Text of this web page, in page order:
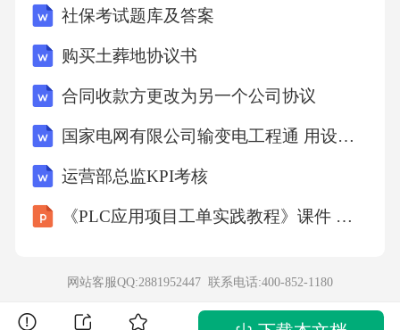
从他们的兴趣入手，让孩子主动学习，从而获
取各方面的'经验,
提高综合能力。
4、注重活动区活动的计划，做到学习有序。在
活动时，将加
强对孩子的观察与记录，及时发现问题、了解
社保考试题库及答案
购买土葬地协议书
合同收款方更改为另一个公司协议
国家电网有限公司输变电工程通 用设计(330～750kV输电线路绝缘子金具串通 用设计分册)2024版
运营部总监KPI考核
《PLC应用项目工单实践教程》课件 模块1 S7-1500 PLC初步使用
网站客服QQ:2881952447 联系电话:400-852-1180